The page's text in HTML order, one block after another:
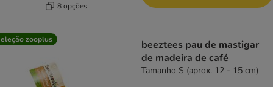
8 opções
zooplus
beeztees pau de mastigar
de madeira de café
Tamanho S (aprox. 12 - 15 cm)